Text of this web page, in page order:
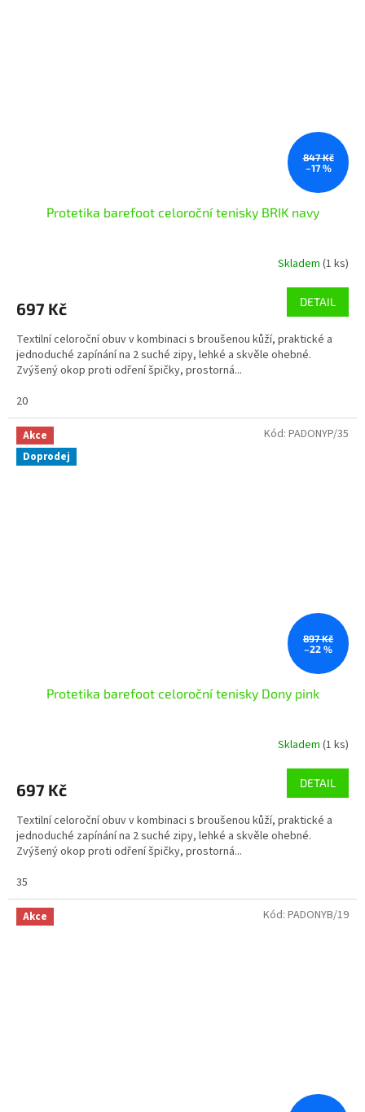
847 Kč
–17 %
Protetika barefoot celoroční tenisky BRIK navy
Skladem (1 ks)
697 Kč DETAIL
Textilní celoroční obuv v kombinaci s broušenou kůží, praktické a
jednoduché zapínání na 2 suché zipy, lehké a skvěle ohebné.
Zvýšený okop proti odření špičky, prostorná...
20
Akce
Doprodej
897 Kč
–22 %
Protetika barefoot celoroční tenisky Dony pink
Skladem (1 ks)
697 Kč DETAIL
Textilní celoroční obuv v kombinaci s broušenou kůží, praktické a
jednoduché zapínání na 2 suché zipy, lehké a skvěle ohebné.
Zvýšený okop proti odření špičky, prostorná...
35
Kód: PADONYP/35
Akce Kód: PADONYB/19